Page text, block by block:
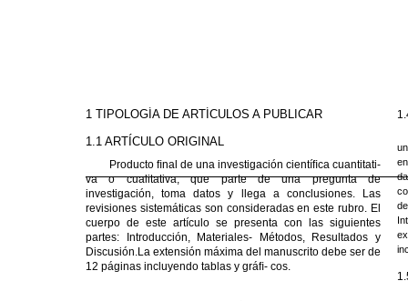
1 TIPOLOGÍA DE ARTÍCULOS A PUBLICAR
1.1 ARTÍCULO ORIGINAL
Producto ﬁnal de una investigación cientíﬁca cuantitati-
va o cualitativa, que parte de una pregunta de
investigación, toma datos y llega a conclusiones. Las
revisiones sistemáticas son consideradas en este rubro. El
cuerpo de este artículo se presenta con las siguientes
partes: Introducción, Materiales- Métodos, Resultados y
Discusión.La extensión máxima del manuscrito debe ser de
12 páginas incluyendo tablas y gráﬁ- cos.